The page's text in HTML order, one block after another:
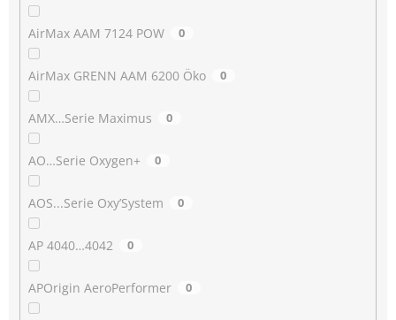
AirMax AAM 7124 POW 0
AirMax GRENN AAM 6200 Öko 0
AMX…Serie Maximus 0
AO…Serie Oxygen+ 0
AOS...Serie Oxy’System 0
AP 4040…4042 0
APOrigin AeroPerformer 0